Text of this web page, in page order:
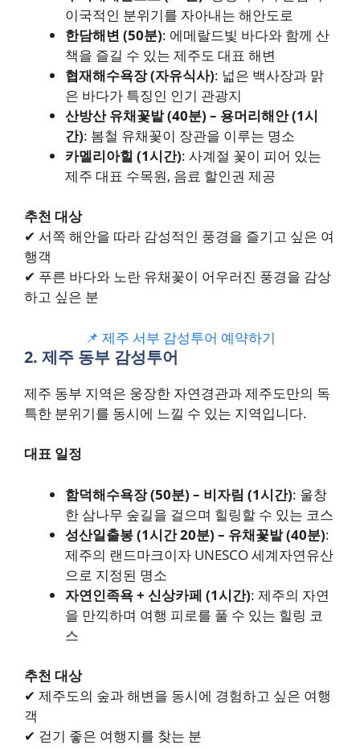
이국적인 분위기를 자아내는 해안도로
한담해변 (50분): 에메랄드빛 바다와 함께 산
책을 즐길 수 있는 제주도 대표 해변
협재해수욕장 (자유식사): 넓은 백사장과 맑
은 바다가 특징인 인기 관광지
산방산 유채꽃밭 (40분) – 용머리해안 (1시
간): 봄철 유채꽃이 장관을 이루는 명소
카멜리아힐 (1시간): 사계절 꽃이 피어 있는
제주 대표 수목원, 음료 할인권 제공
추천 대상
✔ 서쪽 해안을 따라 감성적인 풍경을 즐기고 싶은 여
행객
✔ 푸른 바다와 노란 유채꽃이 어우러진 풍경을 감상
하고 싶은 분
📌 제주 서부 감성투어 예약하기
2. 제주 동부 감성투어
제주 동부 지역은 웅장한 자연경관과 제주도만의 독
특한 분위기를 동시에 느낄 수 있는 지역입니다.
대표 일정
함덕해수욕장 (50분) – 비자림 (1시간): 울창
한 삼나무 숲길을 걸으며 힐링할 수 있는 코스
성산일출봉 (1시간 20분) – 유채꽃밭 (40분):
제주의 랜드마크이자 UNESCO 세계자연유산
으로 지정된 명소
자연인족욕 + 신상카페 (1시간): 제주의 자연
을 만끽하며 여행 피로를 풀 수 있는 힐링 코
스
추천 대상
✔ 제주도의 숲과 해변을 동시에 경험하고 싶은 여행
객
✔ 걷기 좋은 여행지를 찾는 분